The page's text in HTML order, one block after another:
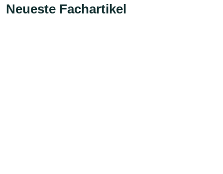
Neueste Fachartikel